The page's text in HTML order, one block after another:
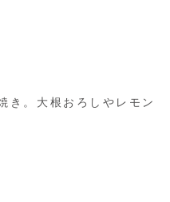
き。大根おろしやレモン